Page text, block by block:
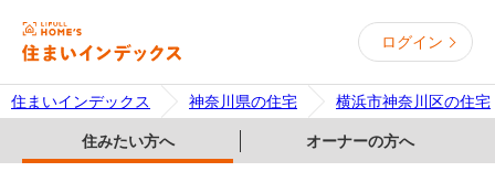
ログイン
住まいインデックス 神奈川県の住宅 横浜市神奈川区の住宅
住みたい方へ オーナーの方へ